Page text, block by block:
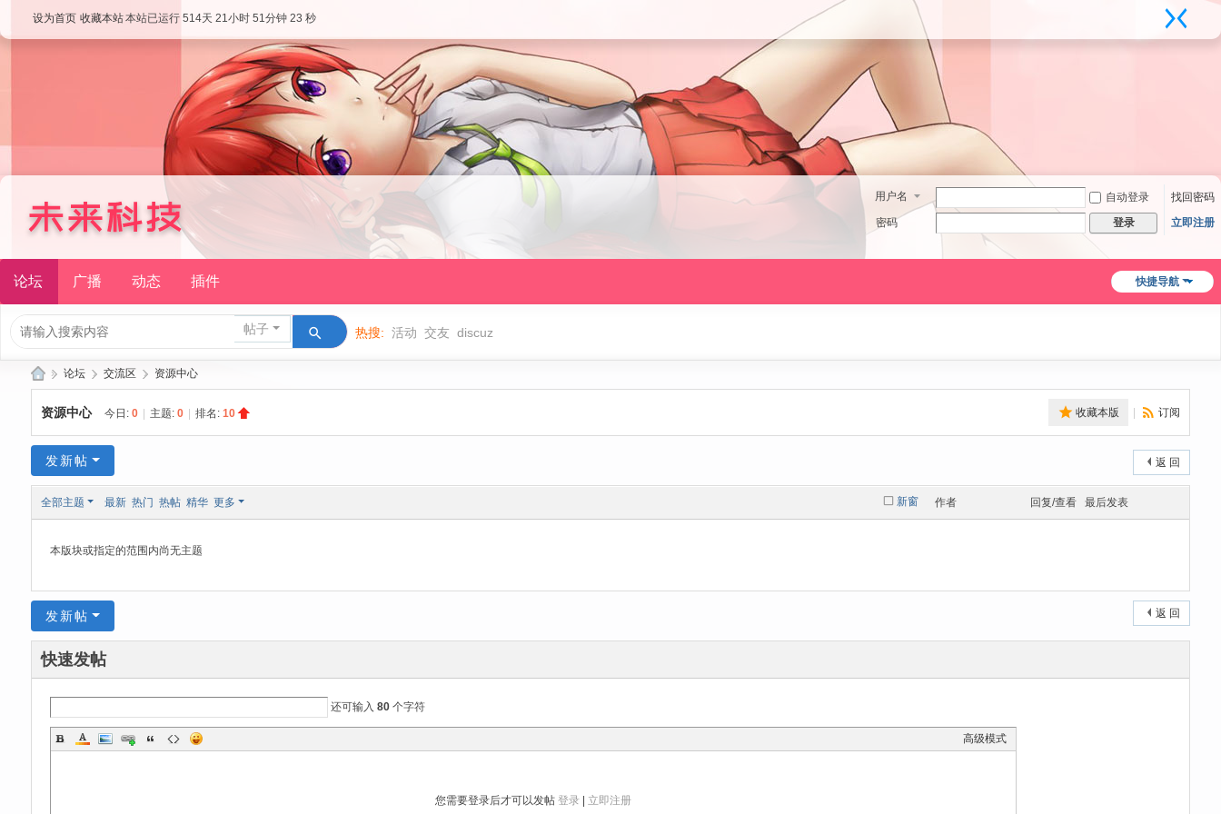
设为首页 收藏本站本站已运行 514天 21小时 51分钟 23 秒
用户名 自动登录
找回密码
密码
登录 立即注册
快捷导航
论坛 广播 动态 插件
帖子 热搜: 活动 交友 discuz
论
坛
» 论坛 › 交流区 › 资源中心
收藏本版 订阅
资源中心 今日: 0 主题: 0 排名: 10
返 回
发新帖
新窗
全部主题 最新 热门 热帖 精华 更多 作者 回复/查看 最后发表
本版块或指定的范围内尚无主题
返 回
发新帖
快速发帖
还可输入 80个字符
高级模式
您需要登录后才可以发帖 登录| 立即注册